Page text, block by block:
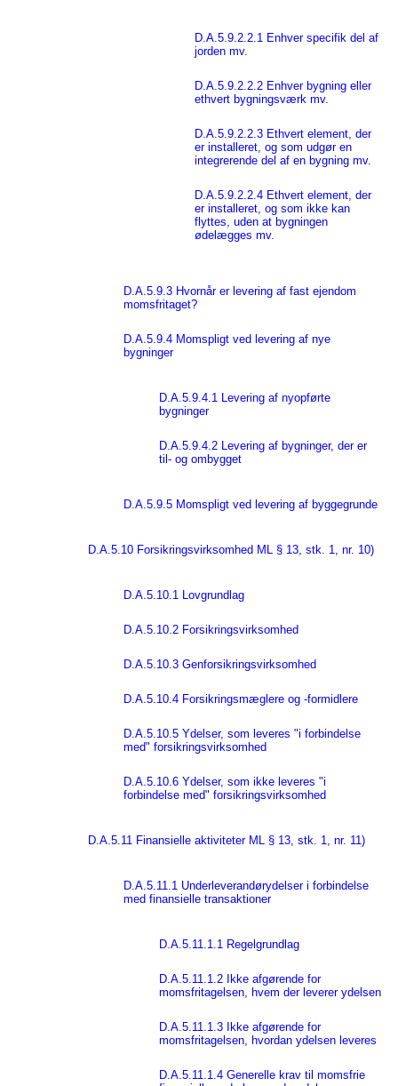
D.A.5.9.2.2.1 Enhver specifik del af
jorden mv.
D.A.5.9.2.2.2 Enhver bygning eller
ethvert bygningsværk mv.
D.A.5.9.2.2.3 Ethvert element, der
er installeret, og som udgør en
integrerende del af en bygning mv.
D.A.5.9.2.2.4 Ethvert element, der
er installeret, og som ikke kan
flyttes, uden at bygningen
ødelægges mv.
D.A.5.9.3 Hvornår er levering af fast ejendom
momsfritaget?
D.A.5.9.4 Momspligt ved levering af nye
bygninger
D.A.5.9.4.1 Levering af nyopførte
bygninger
D.A.5.9.4.2 Levering af bygninger, der er
til- og ombygget
D.A.5.9.5 Momspligt ved levering af byggegrunde
D.A.5.10 Forsikringsvirksomhed ML § 13, stk. 1, nr. 10)
D.A.5.10.1 Lovgrundlag
D.A.5.10.2 Forsikringsvirksomhed
D.A.5.10.3 Genforsikringsvirksomhed
D.A.5.10.4 Forsikringsmæglere og -formidlere
D.A.5.10.5 Ydelser, som leveres "i forbindelse
med" forsikringsvirksomhed
D.A.5.10.6 Ydelser, som ikke leveres "i
forbindelse med" forsikringsvirksomhed
D.A.5.11 Finansielle aktiviteter ML § 13, stk. 1, nr. 11)
D.A.5.11.1 Underleverandørydelser i forbindelse
med finansielle transaktioner
D.A.5.11.1.1 Regelgrundlag
D.A.5.11.1.2 Ikke afgørende for
momsfritagelsen, hvem der leverer ydelsen
D.A.5.11.1.3 Ikke afgørende for
momsfritagelsen, hvordan ydelsen leveres
D.A.5.11.1.4 Generelle krav til momsfrie